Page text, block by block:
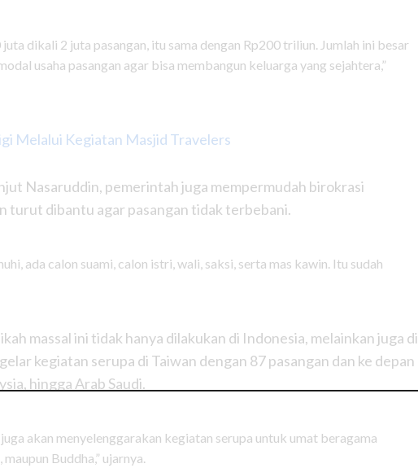
dikali 2 juta pasangan, itu sama dengan Rp200 triliun. Jumlah ini besar
usaha pasangan agar bisa membangun keluarga yang sejahtera,”
Melalui Kegiatan Masjid Travelers
Nasaruddin, pemerintah juga mempermudah birokrasi
turut dibantu agar pasangan tidak terbebani.
ada calon suami, calon istri, wali, saksi, serta mas kawin. Itu sudah
massal ini tidak hanya dilakukan di Indonesia, melainkan juga di
kegiatan serupa di Taiwan dengan 87 pasangan dan ke depan
hingga Arab Saudi.
akan menyelenggarakan kegiatan serupa untuk umat beragama
Buddha,” ujarnya.